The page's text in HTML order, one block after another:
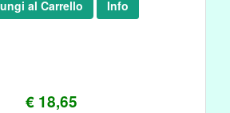
€ 18,65
al Carrello Info